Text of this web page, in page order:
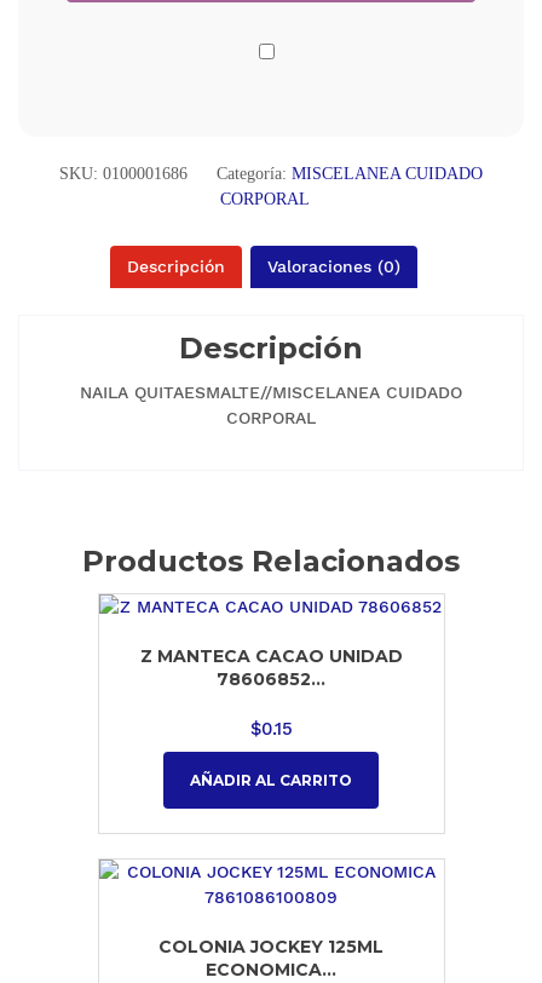
SKU: 0100001686 Categoría: MISCELANEA CUIDADO
CORPORAL
Descripción Valoraciones (0)
Descripción
NAILA QUITAESMALTE//MISCELANEA CUIDADO
CORPORAL
Productos Relacionados
Z MANTECA CACAO UNIDAD
78606852...
$0.15
AÑADIR AL CARRITO
COLONIA JOCKEY 125ML
ECONOMICA...